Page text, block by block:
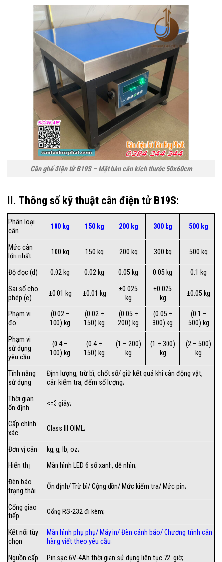
Cân ghế điện tử B19S – Mặt bàn cân kích thước 50x60cm
II. Thông số kỹ thuật cân điện tử B19S:
Phân loại
cân
100 kg 150 kg 200 kg 300 kg 500 kg
Mức cân
lớn nhất
100 kg 150 kg 200 kg 300 kg 500 kg
Độ đọc (d) 0.02 kg 0.02 kg 0.05 kg 0.05 kg
0.1 kg
Sai số cho
phép (e)
±0.01 kg ±0.01 kg
±0.025
kg
±0.025
kg
±0.05 kg
Phạm vi
đo
(0.02 ÷
100) kg
(0.02 ÷
150) kg
(0.05 ÷
200) kg
(0.05 ÷
300) kg
(0.1 ÷
500) kg
Phạm vi
sử dụng
yêu cầu
(0.4 ÷
100) kg
(0.4 ÷
150) kg
(1 ÷ 200)
kg
(1 ÷ 300)
kg
(2 ÷ 500)
kg
Tính năng
sử dụng
Định lượng, trừ bì, chốt số/ giữ kết quả khi cân động vật,
cân kiểm tra, đếm số lượng;
Thời gian
ổn định
<=3 giây;
Cấp chính
xác
Class III OIML;
Đơn vị cân
kg, g, lb, oz;
Hiển thị
Màn hình LED 6 số xanh, dễ nhìn;
Đèn báo
trạng thái
Ổn định/ Trừ bì/ Cộng dồn/ Mức kiểm tra/ Mức pin;
Cổng giao
tiếp
Cổng RS-232 đi kèm;
Kết nối tùy
chọn
Màn hình phụ phụ/ Máy in/Đèn cảnh báo/Chương trình cân
hàng viết theo yêu cầu;
Nguồn cấp
Pin sạc 6V-4Ah thời gian sử dụng liên tục 72 giờ;